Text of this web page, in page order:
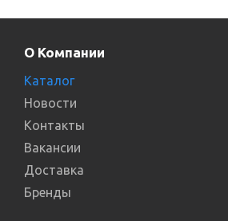
О Компании
Каталог
Новости
Контакты
Вакансии
Доставка
Бренды